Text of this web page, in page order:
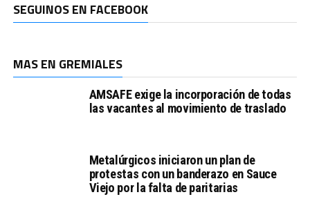
SEGUINOS EN FACEBOOK
MAS EN GREMIALES
AMSAFE exige la incorporación de todas
las vacantes al movimiento de traslado
Metalúrgicos iniciaron un plan de
protestas con un banderazo en Sauce
Viejo por la falta de paritarias